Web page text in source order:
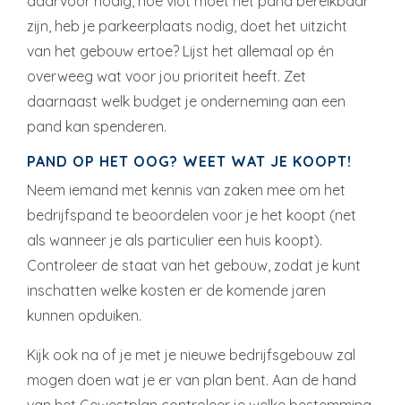
zijn, heb je parkeerplaats nodig, doet het uitzicht
van het gebouw ertoe? Lijst het allemaal op én
overweeg wat voor jou prioriteit heeft. Zet
daarnaast welk budget je onderneming aan een
pand kan spenderen.
PAND OP HET OOG? WEET WAT JE KOOPT!
Neem iemand met kennis van zaken mee om het
bedrijfspand te beoordelen voor je het koopt (net
als wanneer je als particulier een huis koopt).
Controleer de staat van het gebouw, zodat je kunt
inschatten welke kosten er de komende jaren
kunnen opduiken.
Kijk ook na of je met je nieuwe bedrijfsgebouw zal
mogen doen wat je er van plan bent. Aan de hand